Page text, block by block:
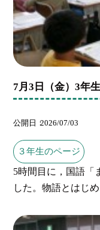
7月3日（金）3年
公開日 2026/07/03
３年生のページ
5時間目に，国語「
した。物語とはじ